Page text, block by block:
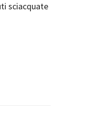
sciacquate